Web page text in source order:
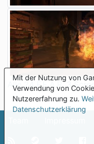
Mit der Nutzung von
Verwendung von
Nutzererfahrung zu.
Datenschutzerklärung
Alle 24 F.E.A.R. 3